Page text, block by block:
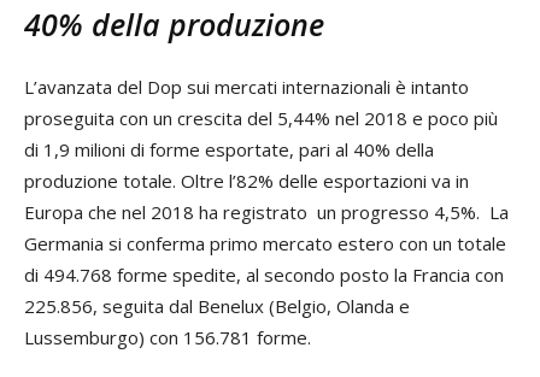
40% della produzione
L’avanzata del Dop sui mercati internazionali è intanto
proseguita con un crescita del 5,44% nel 2018 e poco più
di 1,9 milioni di forme esportate, pari al 40% della
produzione totale. Oltre l’82% delle esportazioni va in
Europa che nel 2018 ha registrato un progresso 4,5%. La
Germania si conferma primo mercato estero con un totale
di 494.768 forme spedite, al secondo posto la Francia con
225.856, seguita dal Benelux (Belgio, Olanda e
Lussemburgo) con 156.781 forme.